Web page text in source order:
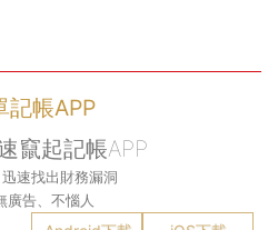
記帳APP
竄起記帳APP
速找出財務漏洞
廣告、不惱人